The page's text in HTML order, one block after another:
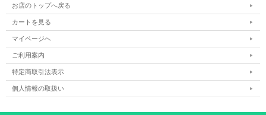
お店のトップへ戻る
カートを見る
マイページへ
ご利用案内
特定商取引法表示
個人情報の取扱い